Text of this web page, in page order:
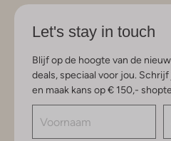
Let's stay in touch
Blijf op de hoogte van de
deals, speciaal voor jou.
en maak kans op € 150,-